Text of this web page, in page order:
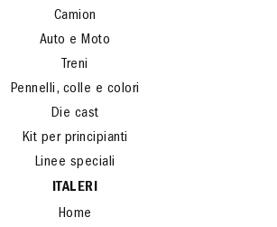
Battle sets e Wargames
Camion
Auto e Moto
Treni
Pennelli, colle e colori
Die cast
Kit per principianti
Linee speciali
ITALERI